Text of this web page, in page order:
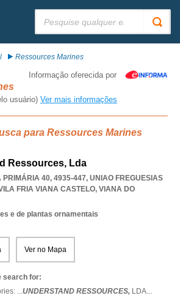
Ressources Marines
Informação oferecida por
usuário) Ver mais informações
para Ressources Marines
Ressources, Lda
PRIMÁRIA 40, 4935-447, UNIAO FREGUESIAS
FRIA VIANA CASTELO, VIANA DO
e de plantas ornamentais
Ver no Mapa
search for:
...UNDERSTAND RESSOURCES, LDA...